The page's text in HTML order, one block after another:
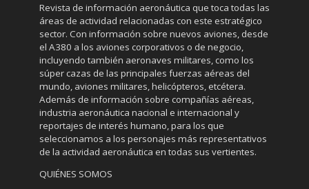
Revista de información aeronáutica que toca todas las
áreas de actividad relacionadas con este estratégico
sector. Con información sobre nuevos aviones, desde
el A380 a los aviones corporativos o de negocio,
incluyendo también aeronaves militares, como los
súper cazas de las principales fuerzas aéreas del
mundo, aviones militares, helicópteros, etcétera.
Además de información sobre compañías aéreas,
industria aeronáutica nacional e internacional y
reportajes de interés humano, para los que
seleccionamos a los personajes más representativos
de la actividad aeronáutica en todas sus vertientes.
QUIÉNES SOMOS